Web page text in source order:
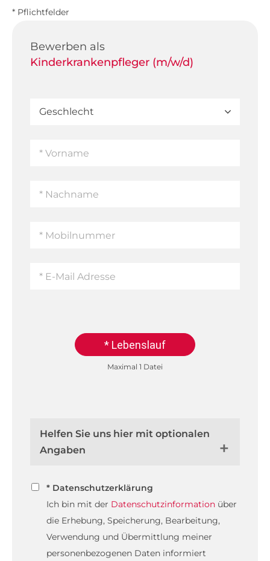
* Pflichtfelder
Bewerben als
Kinderkrankenpfleger (m/w/d)
* Lebenslauf
Maximal 1 Datei
Helfen Sie uns hier mit optionalen
Angaben
* Datenschutzerklärung
Ich bin mit der Datenschutzinformation über
die Erhebung, Speicherung, Bearbeitung,
Verwendung und Übermittlung meiner
personenbezogenen Daten informiert